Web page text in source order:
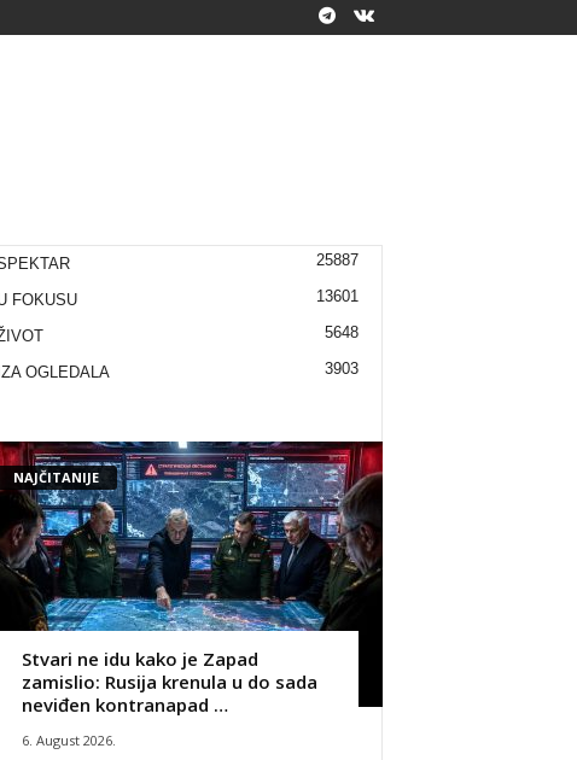
25887
FOKUSU 13601
5648
IZA OGLEDALA 3903
NAJČITANIJE
Stvari ne idu kako je Zapad
zamislio: Rusija krenula u do sada
neviđen kontranapad …
6. August 2026.